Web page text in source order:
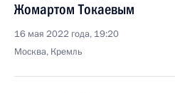
Жомартом Токаевым
16 мая 2022 года, 19:20
Москва, Кремль